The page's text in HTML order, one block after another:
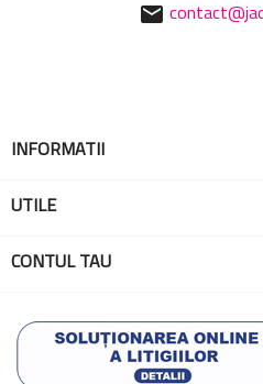
mail
INFORMATII
UTILE
CONTUL TAU